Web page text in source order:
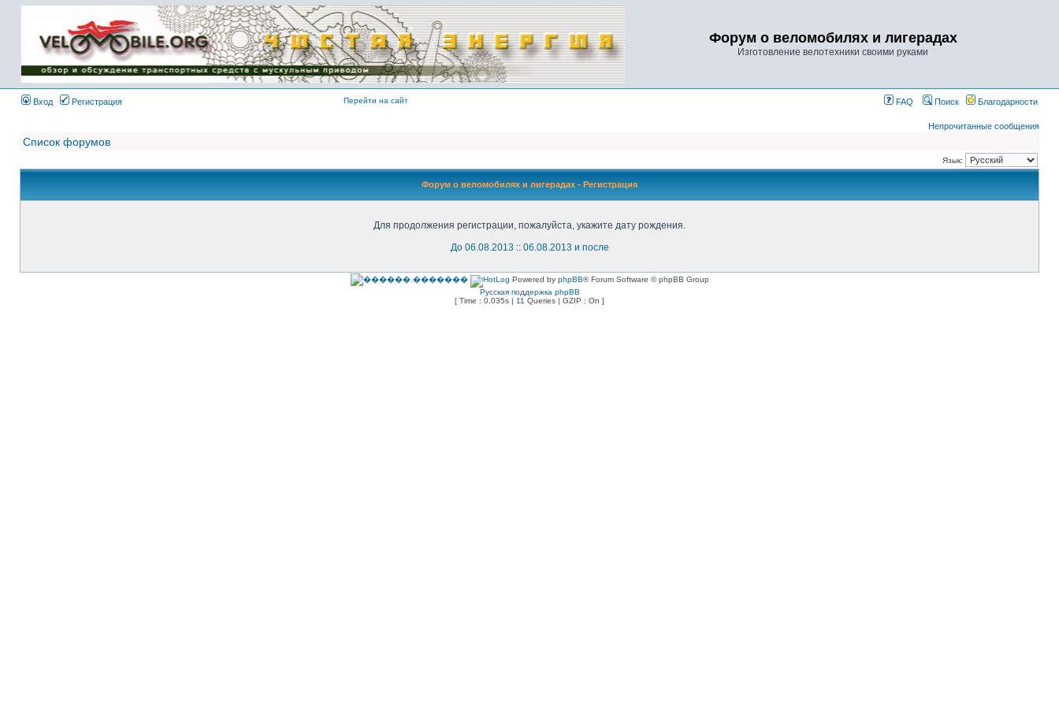
Имя пользователя:
Пароль:
{ LOG_ME_IN_SHORT
}
Форум о веломобилях и лигерадах
Изготовление велотехники своими руками
Вход Регистрация Перейти на сайт FAQ Поиск Благодарности
Непрочитанные сообщения
Список форумов
Язык:
Форум о веломобилях и лигерадах - Регистрация
Для продолжения регистрации, пожалуйста, укажите дату рождения.
До 06.08.2013 :: 06.08.2013 и после
Powered by phpBB® Forum Software © phpBB Group
Русская поддержка phpBB
[ Time : 0.035s | 11 Queries | GZIP : On ]